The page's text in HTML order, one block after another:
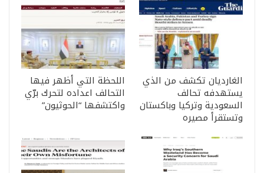
الغارديان تكشف من الذي
يستهدفه تحالف
السعودية وتركيا وباكستان
وتستقرأ مصيره
اللحظة التي أظهر فيها
التحالف اعداده لتحرك برّي
واكتشفها “الحوثيون”